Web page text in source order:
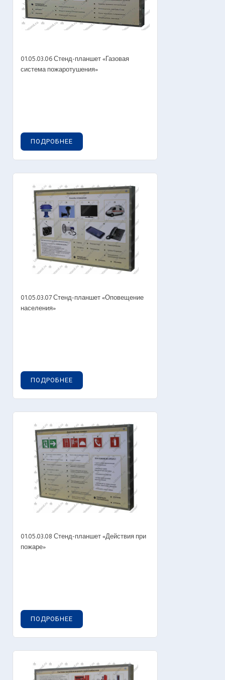
01.05.03.06 Стенд-планшет «Газовая
система пожаротушения»
ПОДРОБНЕЕ
01.05.03.07 Стенд-планшет «Оповещение
населения»
ПОДРОБНЕЕ
01.05.03.08 Стенд-планшет «Действия при
пожаре»
ПОДРОБНЕЕ